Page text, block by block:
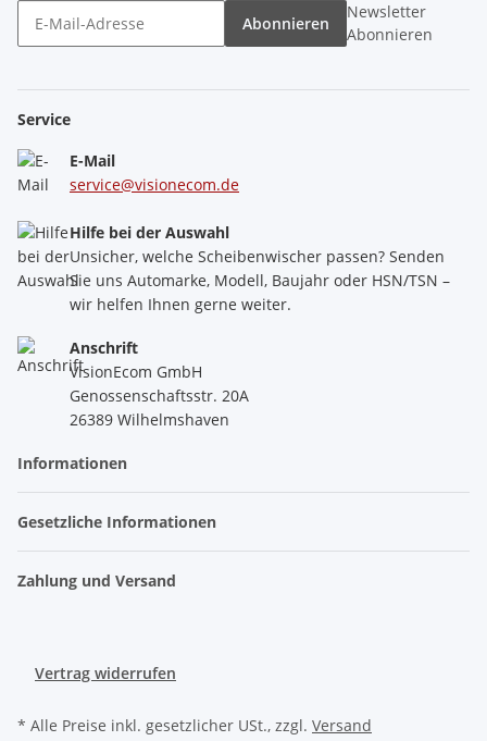
Abonnieren
Newsletter
Abonnieren
Service
E-Mail
service@visionecom.de
Hilfe bei der Auswahl
Unsicher, welche Scheibenwischer passen? Senden
Sie uns Automarke, Modell, Baujahr oder HSN/TSN –
wir helfen Ihnen gerne weiter.
Anschrift
VisionEcom GmbH
Genossenschaftsstr. 20A
26389 Wilhelmshaven
Informationen
Gesetzliche Informationen
Zahlung und Versand
Vertrag widerrufen
* Alle Preise inkl. gesetzlicher USt., zzgl. Versand